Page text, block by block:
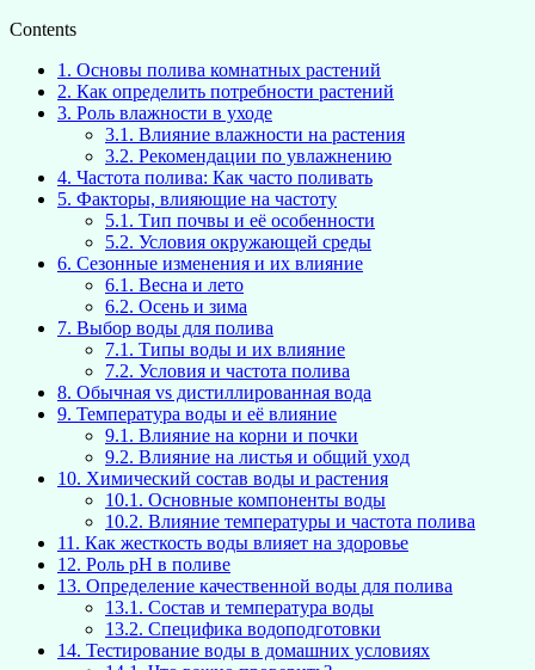
Contents
1. Основы полива комнатных растений
2. Как определить потребности растений
3. Роль влажности в уходе
3.1. Влияние влажности на растения
3.2. Рекомендации по увлажнению
4. Частота полива: Как часто поливать
5. Факторы, влияющие на частоту
5.1. Тип почвы и её особенности
5.2. Условия окружающей среды
6. Сезонные изменения и их влияние
6.1. Весна и лето
6.2. Осень и зима
7. Выбор воды для полива
7.1. Типы воды и их влияние
7.2. Условия и частота полива
8. Обычная vs дистиллированная вода
9. Температура воды и её влияние
9.1. Влияние на корни и почки
9.2. Влияние на листья и общий уход
10. Химический состав воды и растения
10.1. Основные компоненты воды
10.2. Влияние температуры и частота полива
11. Как жесткость воды влияет на здоровье
12. Роль pH в поливе
13. Определение качественной воды для полива
13.1. Состав и температура воды
13.2. Специфика водоподготовки
14. Тестирование воды в домашних условиях